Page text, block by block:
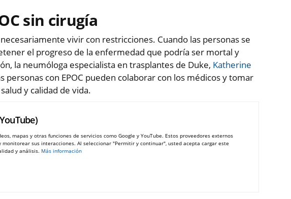
sin cirugía
vivir con restricciones. Cuando las personas se
el progreso de la enfermedad que podría ser mortal y
la neumóloga especialista en trasplantes de Duke, Katherine
personas con EPOC pueden colaborar con los médicos y tomar
y calidad de vida.
mapas y otras funciones de servicios como Google y YouTube. Estos proveedores externos
sus interacciones. Al seleccionar "Permitir y continuar", usted acepta cargar este
y análisis. Más información